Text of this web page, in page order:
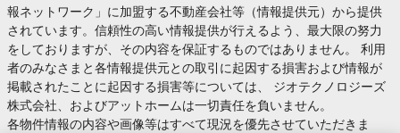
報ネットワーク」に加盟する不動産会社等（情報提供元）から提供
されています。信頼性の高い情報提供が行えるよう、最大限の努力
をしておりますが、その内容を保証するものではありません。 利用
者のみなさまと各情報提供元との取引に起因する損害および情報が
掲載されたことに起因する損害等については、 ジオテクノロジーズ
株式会社、およびアットホームは一切責任を負いません。
各物件情報の内容や画像等はすべて現況を優先させていただきま